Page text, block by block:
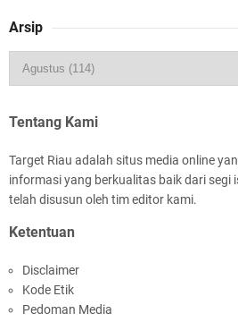
HUT IBI Ke-75, Bupati Asmar:
2045
Meranti Ditepungtawari,
Green Policing Menguat
Arsip
Tentang Kami
Target Riau adalah situs media online
informasi yang berkualitas baik dari segi
telah disusun oleh tim editor kami.
Ketentuan
Disclaimer
Kode Etik
Pedoman Media